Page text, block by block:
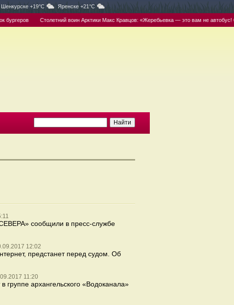
Шенкурске +19°C Яренске +21°C
Столетний воин Арктики Макс Кравцов: «Жеребьевка — это вам не автобус!
сообщили в пресс-службе
12:02
предстанет перед судом. Об
11:20
архангельского «Водоканала»